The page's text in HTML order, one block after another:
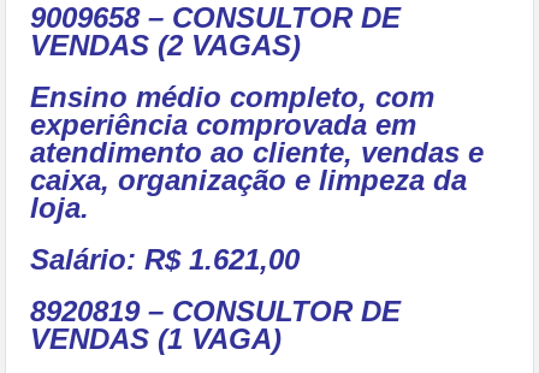
9009658 – CONSULTOR DE
VENDAS (2 VAGAS)
Ensino médio completo, com
experiência comprovada em
atendimento ao cliente, vendas e
caixa, organização e limpeza da
loja.
Salário: R$ 1.621,00
8920819 – CONSULTOR DE
VENDAS (1 VAGA)